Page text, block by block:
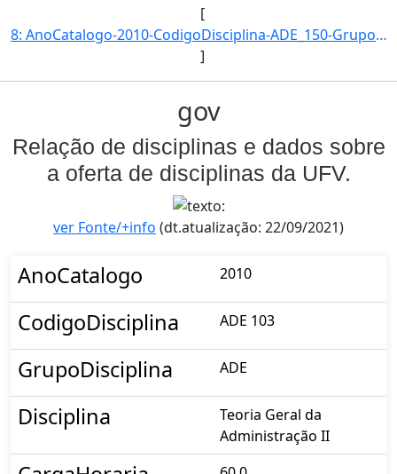
[
8: AnoCatalogo-2010-CodigoDisciplina-ADE_150-GrupoDisciplina-ADE-Disciplina-Matematica_Financeira-Carga]
]
gov
Relação de disciplinas e dados sobre
a oferta de disciplinas da UFV.
ver Fonte/+info (dt.atualização: 22/09/2021)
AnoCatalogo 2010
CodigoDisciplina ADE 103
GrupoDisciplina ADE
Disciplina
Teoria Geral da
Administração II